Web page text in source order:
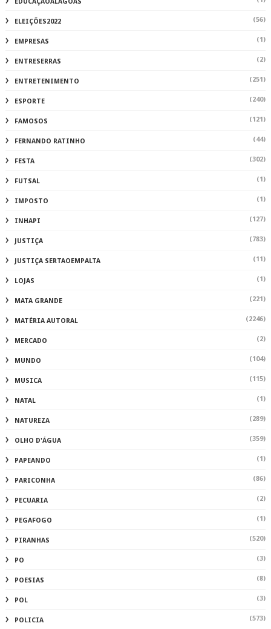
EDUCAÇÃOALAGOAS
ELEIÇÕES2022 (56)
EMPRESAS (1)
ENTRESERRAS (2)
ENTRETENIMENTO (251)
ESPORTE (240)
FAMOSOS (121)
FERNANDO RATINHO (44)
FESTA (302)
FUTSAL (1)
IMPOSTO (1)
INHAPI (127)
JUSTIÇA (783)
JUSTIÇA SERTAOEMPALTA (11)
LOJAS (1)
MATA GRANDE (221)
MATÉRIA AUTORAL (2246)
MERCADO (2)
MUNDO (104)
MUSICA (115)
NATAL (1)
NATUREZA (289)
OLHO D'ÁGUA (359)
PAPEANDO (1)
PARICONHA (86)
PECUARIA (2)
PEGAFOGO (1)
PIRANHAS (520)
PO (3)
POESIAS (8)
POL (3)
POLICIA (573)